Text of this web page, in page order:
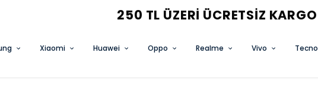
3 AL 2 ÖDE FIRSATINI KAÇIRMA
Xiaomi Huawei Oppo Realme Vivo Tecno